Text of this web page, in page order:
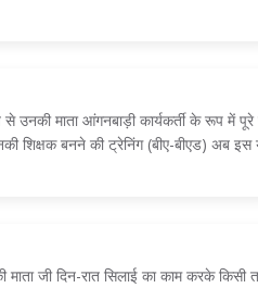
माता आंगनबाड़ी कार्यकर्ती के रूप में पूरे
शिक्षक बनने की ट्रेनिंग (बीए-बीएड) अब इस
जी दिन-रात सिलाई का काम करके किसी